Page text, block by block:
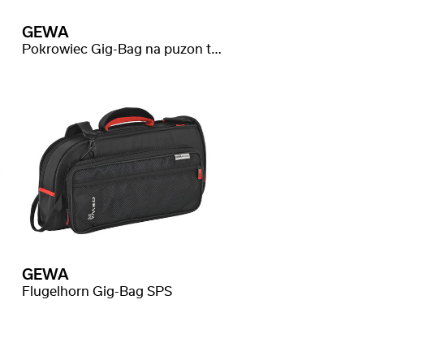
GEWA
Pokrowiec Gig-Bag na puzon tenorowy
GEWA
Flugelhorn Gig-Bag SPS